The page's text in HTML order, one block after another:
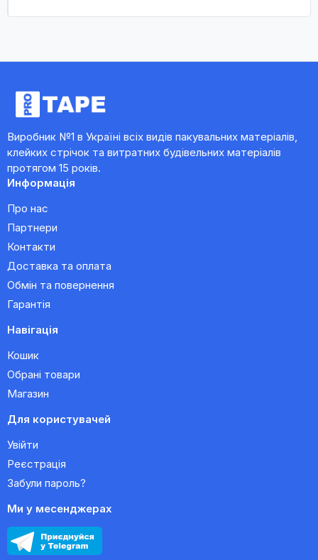
Виробник №1 в Україні всіх видів пакувальних матеріалів,
клейких стрічок та витратних будівельних матеріалів
протягом 15 років.
Информація
Про нас
Партнери
Контакти
Доставка та оплата
Обмін та повернення
Гарантія
Навігація
Кошик
Обрані товари
Магазин
Для користувачей
Увійти
Реєстрація
Забули пароль?
Ми у месенджерах